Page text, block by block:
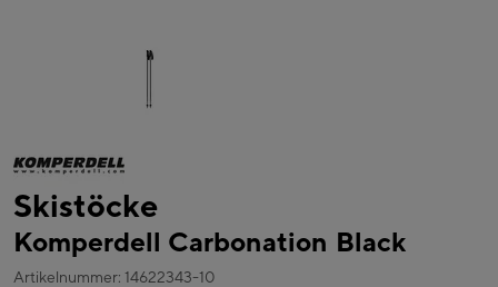
Skistöcke
Komperdell Carbonation Black
Artikelnummer: 14622343-10